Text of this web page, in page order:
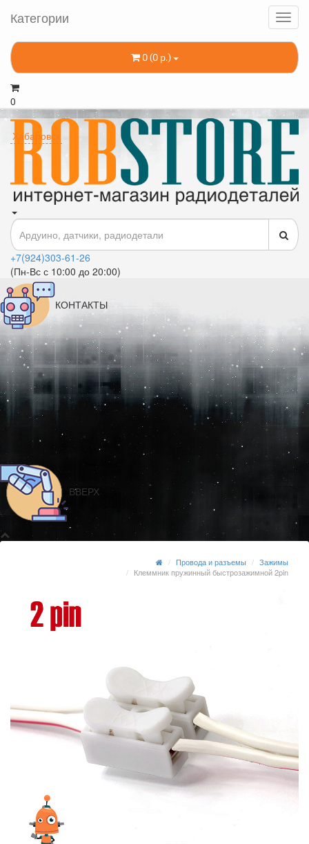
Категории
0 (0 р.)
0
Хабаровск
+7(924)303-61-26
(Пн-Вс с 10:00 до 20:00)
КОНТАКТЫ
ВВЕРХ
Провода и разъемы
Зажимы
Клеммник пружинный быстрозажимной 2pin